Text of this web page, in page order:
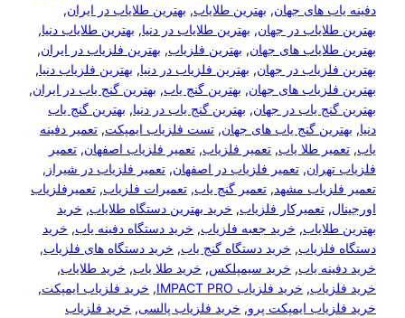
های جهان , بهترین طلایاب , بهترین طلایاب در ایران,
در جهان, بهترین طلایاب در دنیا , بهترین طلایاب دنیا ,
های جهان, بهترین فلزیاب, بهترین فلزیاب در ایران,
در جهان, بهترین فلزیاب در دنیا , بهترین فلزیاب دنیا,
های جهان , بهترین گنج یاب, بهترین گنج یاب در ایران,
یاب در جهان, بهترین گنج یاب در دنیا, بهترین گنج یاب
گنج یاب های جهان , تست فلزیاب ایمپکت, تعمیر دفینه
طلا یاب , تعمیر فلزیاب , تعمیر فلزیاب اصفهان, تعمیر
, تعمیر فلزیاب در اصفهان, تعمیر فلزیاب در شیراز
مشهد , تعمیر گنج یاب , تعمیرات فلزیاب, تعمیرفلزیاب
تعمیرکار فلزیاب, خرید بهترین دستگاه طلایاب, خرید
, خرید جعبه فلزیاب, خرید دستگاه دفینه یاب, خرید
, خرید دستگاه گنج یاب, خرید دستگاه های فلزیاب,
یاب, خرید سیمپلکس, خرید طلا یاب , خرید طلایاب,
خرید فلزیاب IMPACT PRO , خرید فلزیاب ایمپکت,
ایمپکت پرو, خرید فلزیاب پالسی , خرید فلزیاب